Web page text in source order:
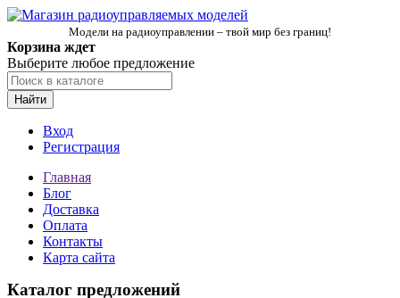
Модели на радиоуправлении – твой мир без границ!
Корзина ждет
Выберите любое предложение
Найти
Вход
Регистрация
Главная
Блог
Доставка
Оплата
Контакты
Карта сайта
Каталог предложений